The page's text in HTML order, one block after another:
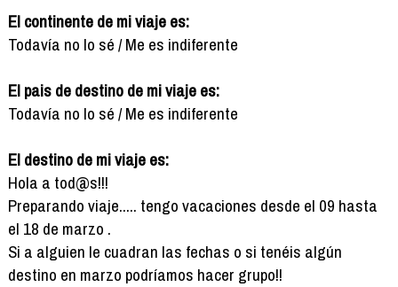
El continente de mi viaje es:
Todavía no lo sé / Me es indiferente
El pais de destino de mi viaje es:
Todavía no lo sé / Me es indiferente
El destino de mi viaje es:
Hola a tod@s!!!
Preparando viaje..... tengo vacaciones desde el 09 hasta
el 18 de marzo .
Si a alguien le cuadran las fechas o si tenéis algún
destino en marzo podríamos hacer grupo!!